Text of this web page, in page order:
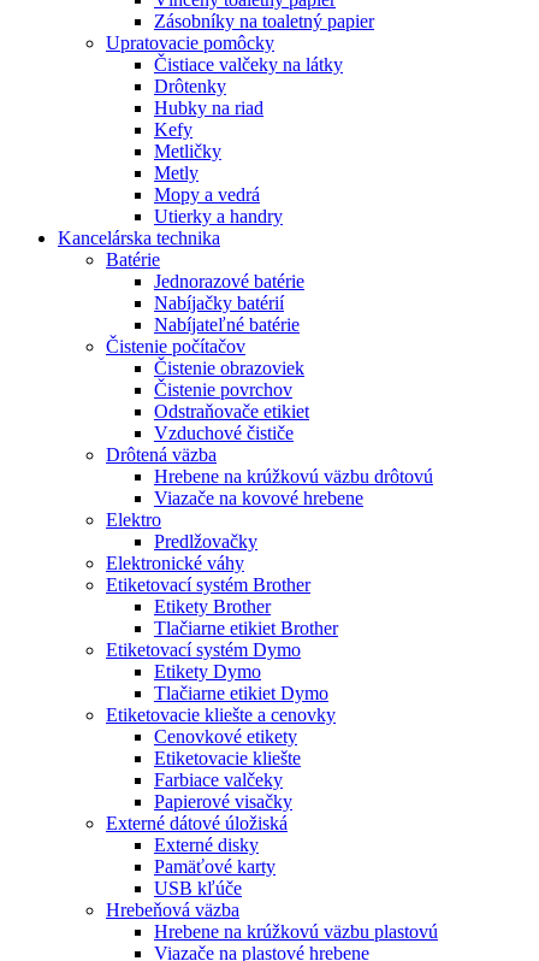
Zásobníky na toaletný papier
Upratovacie pomôcky
Čistiace valčeky na látky
Drôtenky
Hubky na riad
Kefy
Metličky
Metly
Mopy a vedrá
Utierky a handry
Kancelárska technika
Batérie
Jednorazové batérie
Nabíjačky batérií
Nabíjateľné batérie
Čistenie počítačov
Čistenie obrazoviek
Čistenie povrchov
Odstraňovače etikiet
Vzduchové čističe
Drôtená väzba
Hrebene na krúžkovú väzbu drôtovú
Viazače na kovové hrebene
Elektro
Predlžovačky
Elektronické váhy
Etiketovací systém Brother
Etikety Brother
Tlačiarne etikiet Brother
Etiketovací systém Dymo
Etikety Dymo
Tlačiarne etikiet Dymo
Etiketovacie kliešte a cenovky
Cenovkové etikety
Etiketovacie kliešte
Farbiace valčeky
Papierové visačky
Externé dátové úložiská
Externé disky
Pamäťové karty
USB kľúče
Hrebeňová väzba
Hrebene na krúžkovú väzbu plastovú
Viazače na plastové hrebene